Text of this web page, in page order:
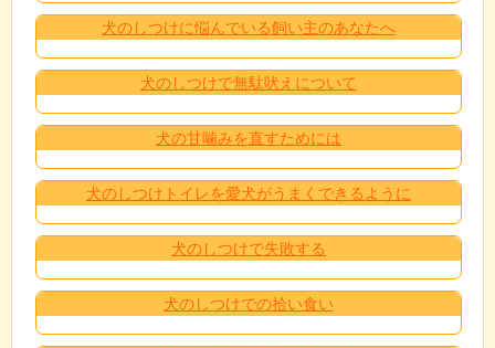
犬のしつけに悩んでいる飼い主のあなたへ
犬のしつけで無駄吠えについて
犬の甘噛みを直すためには
犬のしつけトイレを愛犬がうまくできるように
犬のしつけで失敗する
犬のしつけでの拾い食い